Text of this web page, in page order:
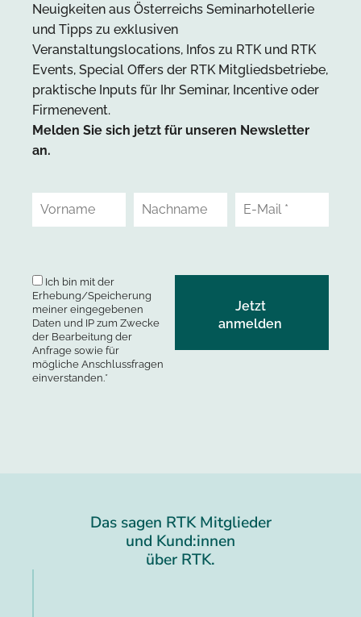
Neuigkeiten aus Österreichs Seminarhotellerie
und Tipps zu exklusiven
Veranstaltungslocations, Infos zu RTK und RTK
Events, Special Offers der RTK Mitgliedsbetriebe,
praktische Inputs für Ihr Seminar, Incentive oder
Firmenevent.
Melden Sie sich jetzt für unseren Newsletter
an.
Ich bin mit der
Erhebung/Speicherung
meiner eingegebenen
Daten und IP zum Zwecke
der Bearbeitung der
Anfrage sowie für
mögliche Anschlussfragen
einverstanden.*
Das sagen RTK Mitglieder
und Kund:innen
über RTK.